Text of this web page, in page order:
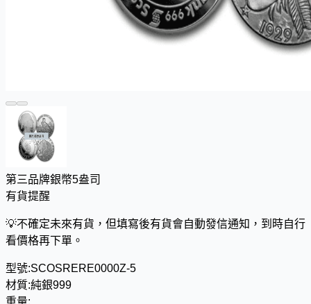
第三品牌銀幣5盎司
有貨提醒
💡不確定未來有貨，但填寫後有貨會自動發信通知，到時自行
看價格再下單。
型號:SCOSRERE0000Z-5
材質:純銀999
重量: